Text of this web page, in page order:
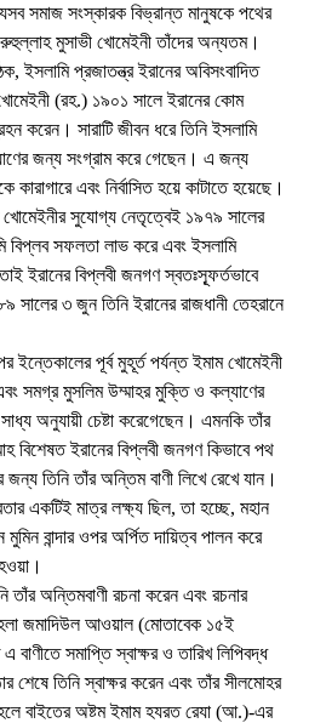
সমাজ সংস্কারক বিভ্রান্ত মানুষকে পথের
রুহুল্লাহ মুসাভী খোমেইনী তাঁদের অন্যতম।
ইসলামি প্রজাতন্ত্র ইরানের অবিসংবাদিত
(রহ.) ১৯০১ সালে ইরানের কোম
করেন। সারাটি জীবন ধরে তিনি ইসলামি
জন্য সংগ্রাম করে গেছেন। এ জন্য
এবং নির্বাসিত হয়ে কাটাতে হয়েছে।
খোমেইনীর সুযোগ্য নেতৃত্বেই ১৯৭৯ সালের
বিপ্লব সফলতা লাভ করে এবং ইসলামি
ইরানের বিপ্লবী জনগণ স্বতঃস্ফূর্তভাবে
৩ জুন তিনি ইরানের রাজধানী তেহরানে
ইন্তেকালের পূর্ব মুহূর্ত পর্যন্ত ইমাম খোমেইনী
সমগ্র মুসলিম উম্মাহর মুক্তি ও কল্যাণের
অনুযায়ী চেষ্টা করেগেছেন। এমনকি তাঁর
বিশেষত ইরানের বিপ্লবী জনগণ কিভাবে পথ
জন্য তিনি তাঁর অন্তিম বাণী লিখে রেখে যান।
একটিই মাত্র লক্ষ্য ছিল, তা হচ্ছে, মহান
বান্দার ওপর অর্পিত দায়িত্ব পালন করে
তাঁর অন্তিমবাণী রচনা করেন এবং রচনার
জমাদিউল আওয়াল (মোতাবেক ১৫ই
সমাপ্তি স্বাক্ষর ও তারিখ লিপিবদ্ধ
শেষে তিনি স্বাক্ষর করেন এবং তাঁর সীলমোহর
বাইতের অষ্টম ইমাম হযরত রেযা (আ.)-এর